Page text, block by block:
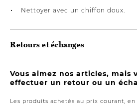
Nettoyer avec un chiffon doux.
Retours et échanges
Vous aimez nos articles, mais
effectuer un retour ou un
Les produits achetés au prix courant,